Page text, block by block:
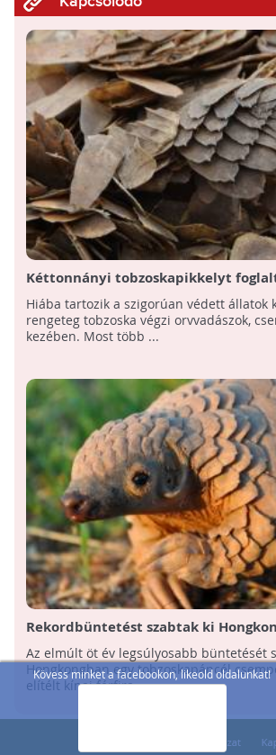
Kövess minket a facebookon, likeold oldalunkat!
Kéttonnányi tobzoskapikkelyt
hatóságok
Hiába tartozik a szigorúan védett állatok
rengeteg tobzoska végzi orvvadászok,
kezében. Most több ...
Rekordbüntetést szabtak ki
tobzoskapáncél csempészéséért
Az elmúlt öt év legsúlyosabb büntetését
Hongkongban egy tobzoskapáncél
elítélt kínai férfira, ...